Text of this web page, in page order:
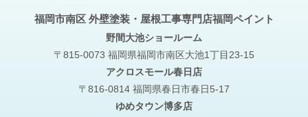
福岡市南区 外壁塗装・屋根工事専門店福岡ペイント
野間大池ショールーム
〒815-0073 福岡県福岡市南区大池1丁目23-15
アクロスモール春日店
〒816-0814 福岡県春日市春日5-17
ゆめタウン博多店